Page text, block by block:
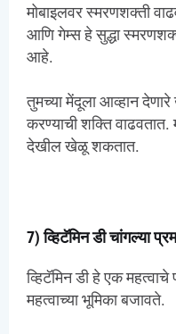
मोबाइलवर स्मरणशक्ती
आणि गेम्स हे सुद्धा
आहे.
तुमच्या मेंदूला आव्हान
करण्याची शक्ति
देखील खेळू शकतात.
7) व्हिटॅमिन डी चांगल्या
व्हिटॅमिन डी हे एक
महत्वाच्या भूमिका बजावते.